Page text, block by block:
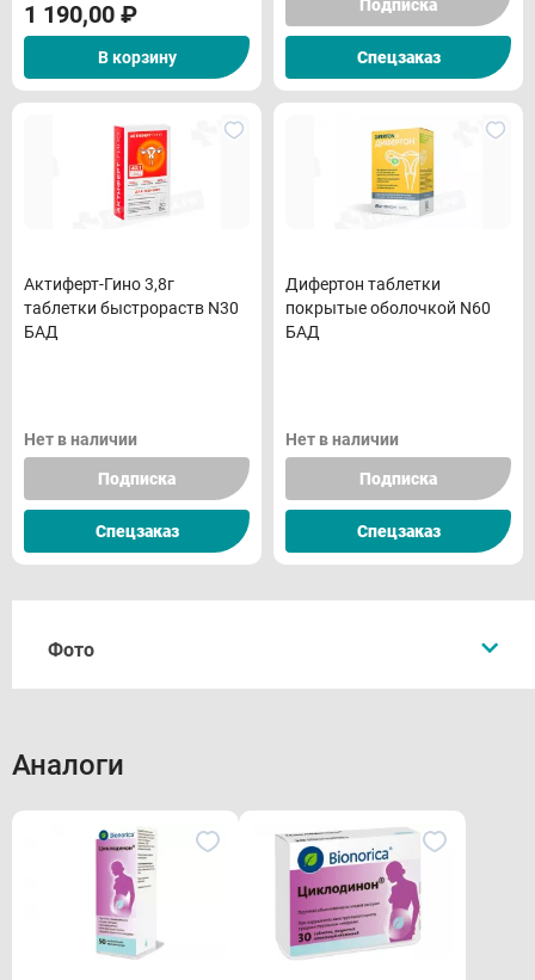
1 190,00 ₽
В корзину
Подписка
Спецзаказ
Актиферт-Гино 3,8г
таблетки быстрораств N30
БАД
Нет в наличии
Подписка
Спецзаказ
Дифертон таблетки
покрытые оболочкой N60
БАД
Нет в наличии
Подписка
Спецзаказ
Фото
Аналоги